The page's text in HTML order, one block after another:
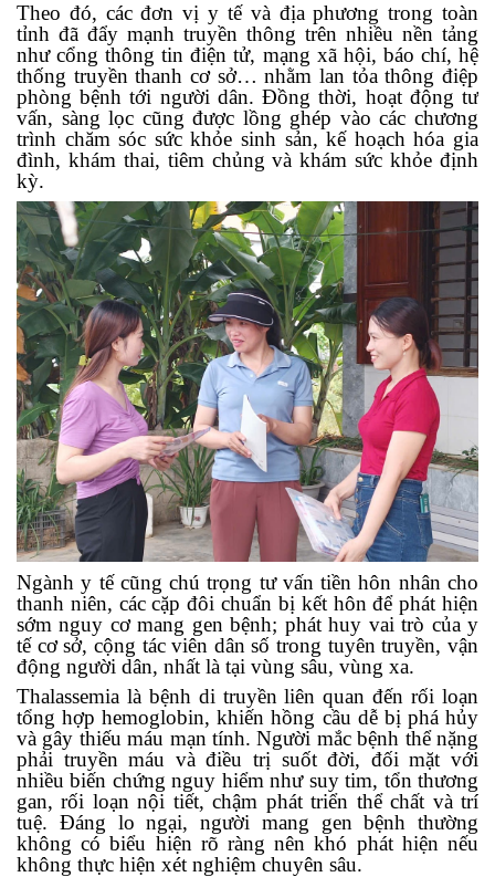
Theo đó, các đơn vị y tế và địa phương trong toàn
tỉnh đã đẩy mạnh truyền thông trên nhiều nền tảng
như cổng thông tin điện tử, mạng xã hội, báo chí, hệ
thống truyền thanh cơ sở… nhằm lan tỏa thông điệp
phòng bệnh tới người dân. Đồng thời, hoạt động tư
vấn, sàng lọc cũng được lồng ghép vào các chương
trình chăm sóc sức khỏe sinh sản, kế hoạch hóa gia
đình, khám thai, tiêm chủng và khám sức khỏe định
kỳ.
Ngành y tế cũng chú trọng tư vấn tiền hôn nhân cho
thanh niên, các cặp đôi chuẩn bị kết hôn để phát hiện
sớm nguy cơ mang gen bệnh; phát huy vai trò của y
tế cơ sở, cộng tác viên dân số trong tuyên truyền, vận
động người dân, nhất là tại vùng sâu, vùng xa.
Thalassemia là bệnh di truyền liên quan đến rối loạn
tổng hợp hemoglobin, khiến hồng cầu dễ bị phá hủy
và gây thiếu máu mạn tính. Người mắc bệnh thể nặng
phải truyền máu và điều trị suốt đời, đối mặt với
nhiều biến chứng nguy hiểm như suy tim, tổn thương
gan, rối loạn nội tiết, chậm phát triển thể chất và trí
tuệ. Đáng lo ngại, người mang gen bệnh thường
không có biểu hiện rõ ràng nên khó phát hiện nếu
không thực hiện xét nghiệm chuyên sâu.